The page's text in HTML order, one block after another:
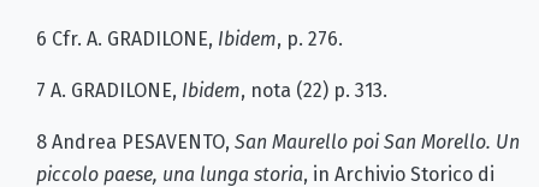
6 Cfr. A. GRADILONE, Ibidem, p. 276.
7 A. GRADILONE, Ibidem, nota (22) p. 313.
8 Andrea PESAVENTO, San Maurello poi San Morello. Un
piccolo paese, una lunga storia, in Archivio Storico di